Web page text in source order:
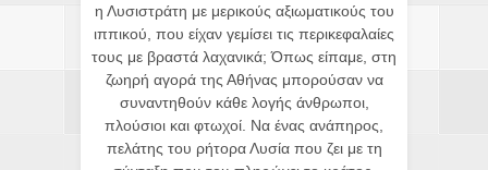
η Λυσιστράτη με μερικούς αξιωματικούς του
ιππικού, που είχαν γεμίσει τις περικεφαλαίες
τους με βραστά λαχανικά; Όπως είπαμε, στη
ζωηρή αγορά της Αθήνας μπορούσαν να
συναντηθούν κάθε λογής άνθρωποι,
πλούσιοι και φτωχοί. Να ένας ανάπηρος,
πελάτης του ρήτορα Λυσία που ζει με τη